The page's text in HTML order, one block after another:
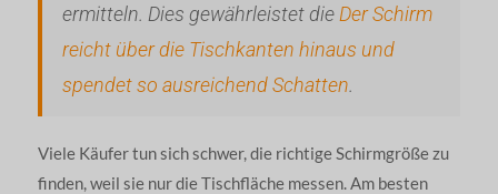
ermitteln. Dies gewährleistet die Der Schirm
reicht über die Tischkanten hinaus und
spendet so ausreichend Schatten.
Viele Käufer tun sich schwer, die richtige Schirmgröße zu
finden, weil sie nur die Tischfläche messen. Am besten